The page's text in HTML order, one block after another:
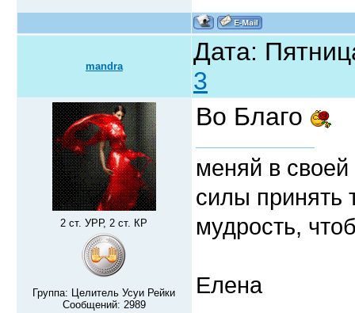
mandra
Дата:
3
2 ст. УРР, 2 ст. КР
Группа: Целитель Усуи Рейки
Сообщений: 2989
Во Благо
меняй в
силы принять
мудрость,
Елена